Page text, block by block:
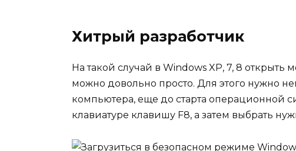
Хитрый разработчик
На такой случай в Windows XP, 7, 8
можно довольно просто. Для этого нужно
компьютера, еще до старта операционной
клавиатуре клавишу F8, а затем выбрать